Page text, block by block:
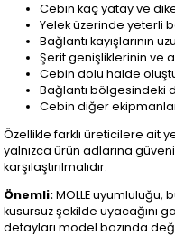
Cebin kaç yatay ve
Yelek üzerinde yeterli
Bağlantı kayışlarının
Şerit genişliklerinin ve
Cebin dolu halde
Bağlantı bölgesindeki
Cebin diğer
Özellikle farklı üreticilere ait
yalnızca ürün adlarına
karşılaştırılmalıdır.
Önemli:MOLLE
kusursuz şekilde uyacağını
detayları model bazında